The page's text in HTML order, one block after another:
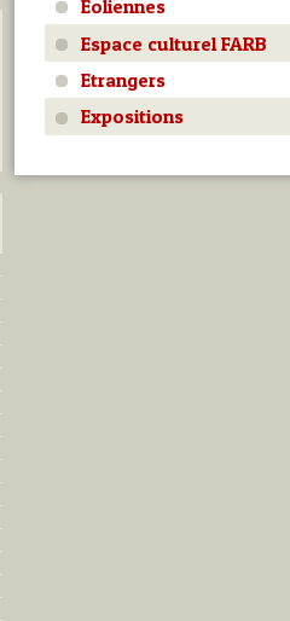
Eoliennes
Espace culturel FARB
Etrangers
Expositions